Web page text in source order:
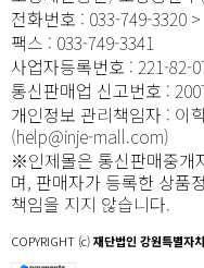
전화번호 : 033-749-3320
팩스 : 033-749-3341
사업자등록번호 : 221-82-
통신판매업 신고번호 :
개인정보 관리책임자 : 이
(help@inje-mall.com)
※인제몰은 통신판매중개
며, 판매자가 등록한 상품
책임을 지지 않습니다.
COPYRIGHT (c)재단법인 강원특별자